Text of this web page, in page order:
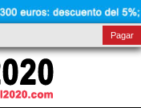
Pagar